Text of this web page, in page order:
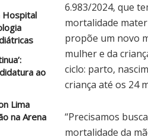
Hospital
ao
Lima
na Arena
6.983/2024, que
mortalidade
propõe um novo
mulher e da
ciclo: parto,
criança até os 24
“Precisamos
mortalidade da